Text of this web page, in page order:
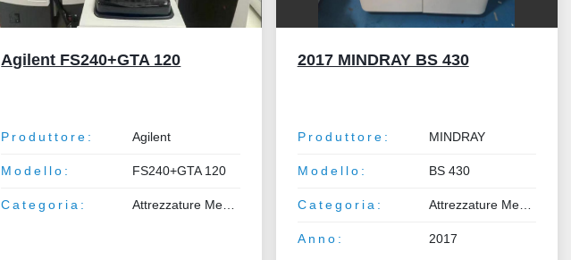
Agilent FS240+GTA 120
Produttore: Agilent
Modello: FS240+GTA 120
Categoria:
2017 MINDRAY BS 430
Produttore: MINDRAY
Modello: BS 430
Categoria: Attrezzature Medicali
Anno: 2017